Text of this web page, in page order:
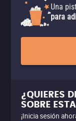
Una
para
¿QUIERES
SOBRE
¡Inicia sesión